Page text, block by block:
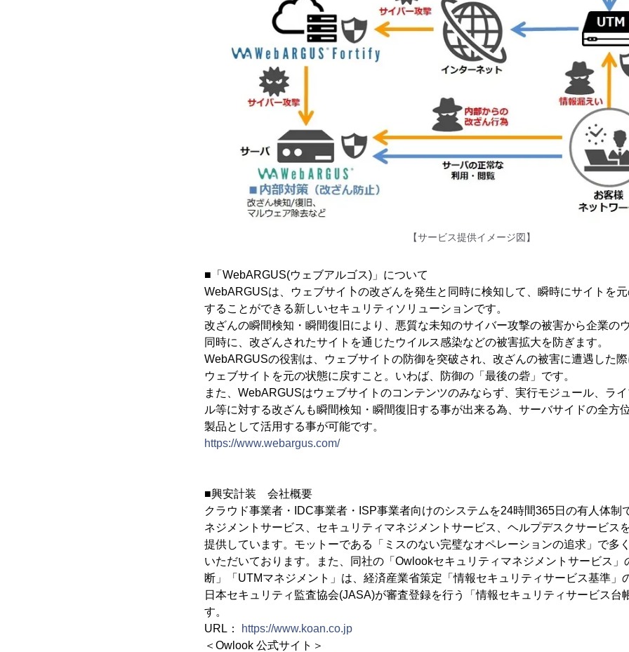
【サービス提供イメージ図】
■「WebARGUS(ウェブアルゴス)」について
WebARGUSは、ウェブサイ卜の改ざんを発生と同時に検知して、瞬時にサイトを
することができる新しいセキュリティソリューションです。
改ざんの瞬間検知・瞬間復旧により、悪質な未知のサイバー攻撃の被害から企業の
同時に、改ざんされたサイトを通じたウイルス感染などの被害拡大を防ぎます。
WebARGUSの役割は、ウェブサイトの防御を突破され、改ざんの被害に遭遇した際
ウェブサイトを元の状態に戻すこと。いわば、防御の「最後の砦」です。
また、WebARGUSはウェブサイトのコンテンツのみならず、実行モジュール、ラ
ル等に対する改ざんも瞬間検知・瞬間復旧する事が出来る為、サーバサイドの全方
製品として活用する事が可能です。
https://www.webargus.com/
■興安計装 会社概要
クラウド事業者・IDC事業者・ISP事業者向けのシステムを24時間365日の有人体制
ネジメントサービス、セキュリティマネジメントサービス、ヘルプデスクサービス
提供しています。モットーである「ミスのない完璧なオペレーションの追求」で多
いただいております。また、同社の「Owlookセキュリティマネジメントサービス」
断」「UTMマネジメント」は、経済産業省策定「情報セキュリティサービス基準」
日本セキュリティ監査協会(JASA)が審査登録を行う「情報セキュリティサービス台
す。
URL：
https://www.koan.co.jp
＜Owlook 公式サイト＞